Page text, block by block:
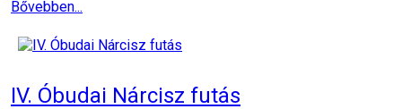
Bővebben...
IV. Óbudai Nárcisz futás